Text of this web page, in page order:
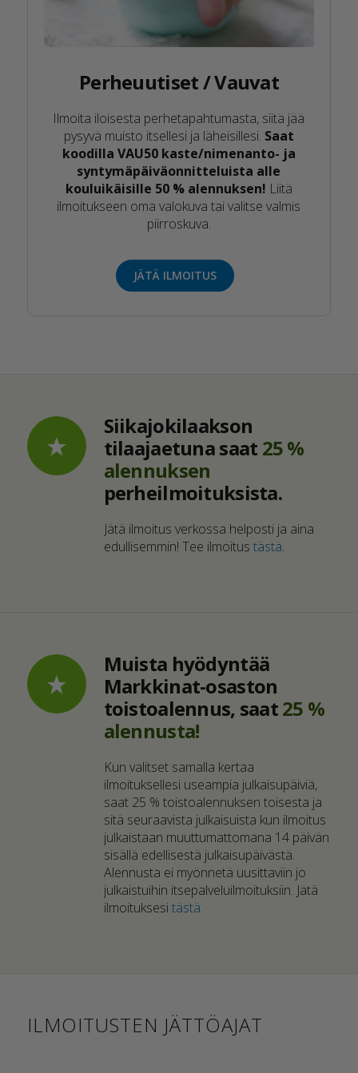
Perheuutiset / Vauvat
Ilmoita iloisesta perhetapahtumasta, siitä jää
pysyvä muisto itsellesi ja läheisillesi. Saat
koodilla VAU50 kaste/nimenanto- ja
syntymäpäiväonnitteluista alle
kouluikäisille 50 % alennuksen! Liitä
ilmoitukseen oma valokuva tai valitse valmis
piirroskuva.
JÄTÄ ILMOITUS
Siikajokilaakson
tilaajaetuna saat 25 %
alennuksen
perheilmoituksista.
Jätä ilmoitus verkossa helposti ja aina
edullisemmin! Tee ilmoitus tästä.
Muista hyödyntää
Markkinat-osaston
toistoalennus, saat25 %
alennusta!
Kun valitset samalla kertaa
ilmoituksellesi useampia julkaisupäiviä,
saat 25 % toistoalennuksen toisesta ja
sitä seuraavista julkaisuista kun ilmoitus
julkaistaan muuttumattomana 14 päivän
sisällä edellisestä julkaisupäivästä.
Alennusta ei myönnetä uusittaviin jo
julkaistuihin itsepalveluilmoituksiin. Jätä
ilmoituksesitästä.
ILMOITUSTEN JÄTTÖAJAT